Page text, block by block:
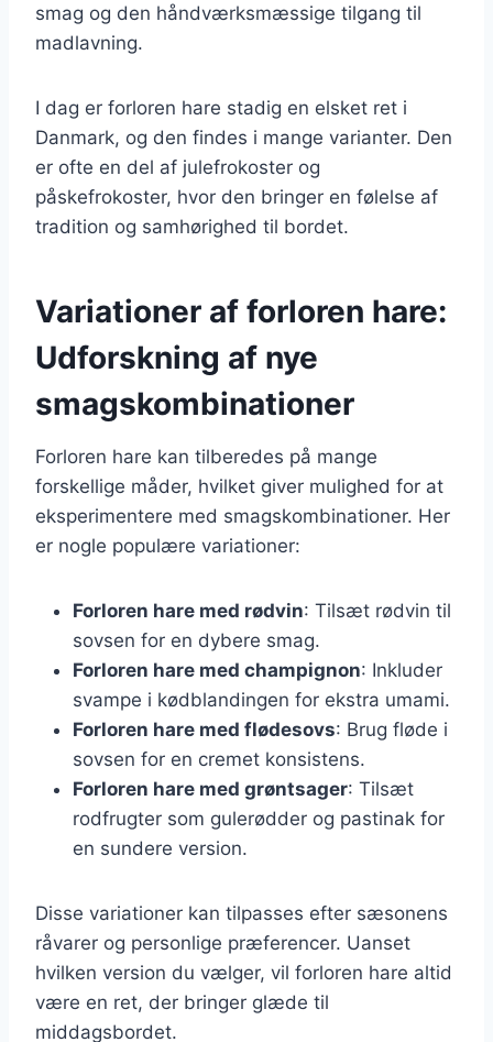
smag og den håndværksmæssige tilgang til
madlavning.
I dag er forloren hare stadig en elsket ret i
Danmark, og den findes i mange varianter. Den
er ofte en del af julefrokoster og
påskefrokoster, hvor den bringer en følelse af
tradition og samhørighed til bordet.
Variationer af forloren hare:
Udforskning af nye
smagskombinationer
Forloren hare kan tilberedes på mange
forskellige måder, hvilket giver mulighed for at
eksperimentere med smagskombinationer. Her
er nogle populære variationer:
Forloren hare med rødvin: Tilsæt rødvin til
sovsen for en dybere smag.
Forloren hare med champignon: Inkluder
svampe i kødblandingen for ekstra umami.
Forloren hare med flødesovs: Brug fløde i
sovsen for en cremet konsistens.
Forloren hare med grøntsager: Tilsæt
rodfrugter som gulerødder og pastinak for
en sundere version.
Disse variationer kan tilpasses efter sæsonens
råvarer og personlige præferencer. Uanset
hvilken version du vælger, vil forloren hare altid
være en ret, der bringer glæde til
middagsbordet.